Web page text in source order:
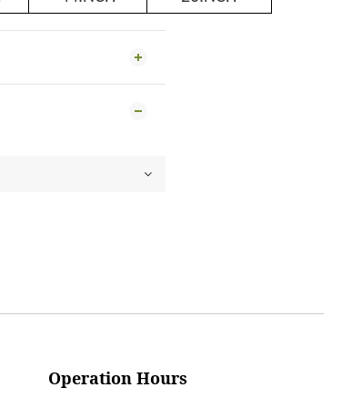
Operation Hours